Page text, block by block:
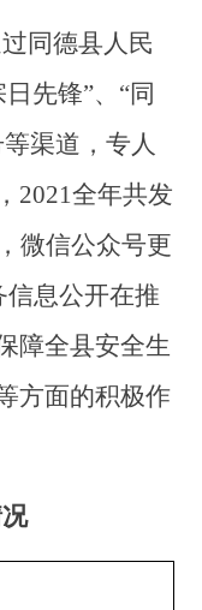
同德县人民
先锋”、“同
渠道，专人
2021全年共发
微信公众号更
息公开在推
障全县安全生
方面的积极作